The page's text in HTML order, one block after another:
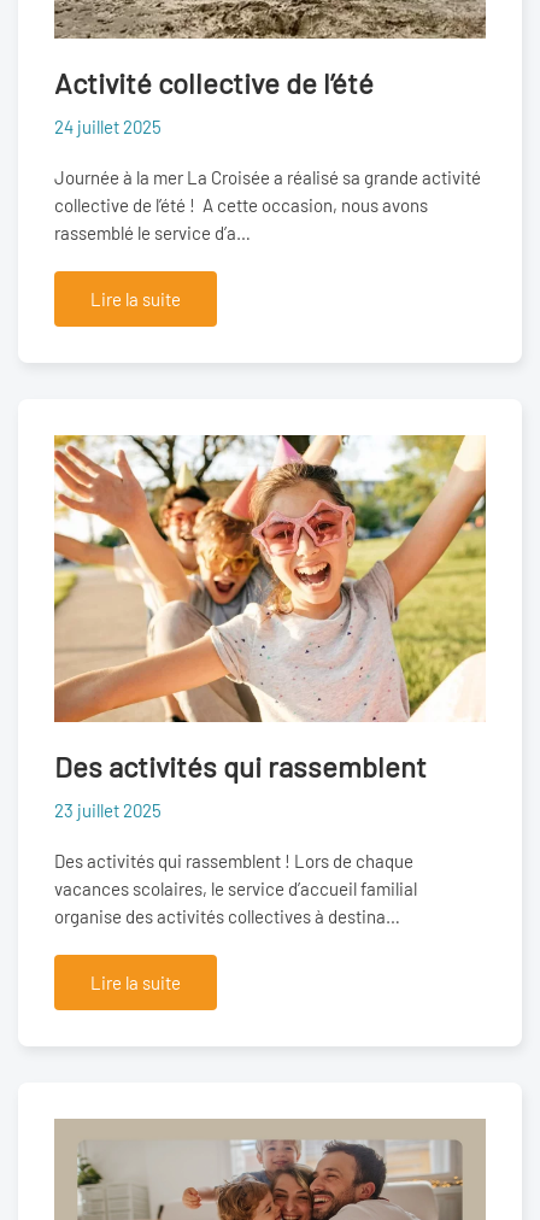
Activité collective de l’été
24 juillet 2025
Journée à la mer La Croisée a réalisé sa grande activité
collective de l’été ! A cette occasion, nous avons
rassemblé le service d’a…
Lire la suite
Des activités qui rassemblent
23 juillet 2025
Des activités qui rassemblent ! Lors de chaque
vacances scolaires, le service d’accueil familial
organise des activités collectives à destina…
Lire la suite